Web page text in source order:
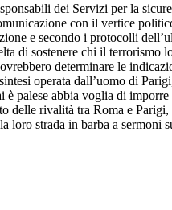
dei Servizi per la
con il vertice
e secondo i protocolli
di sostenere chi il terrorismo
determinare le
operata dall’uomo di
palese abbia voglia di
delle rivalità tra Roma e
loro strada in barba a